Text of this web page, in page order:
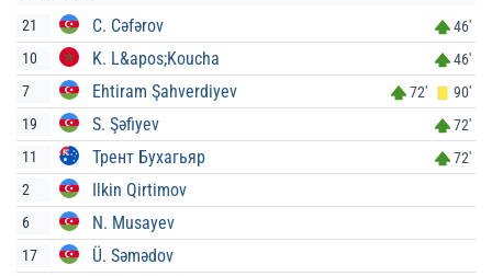
21 C. Cəfərov
46'
10
K. L&apos;Koucha
46'
7
Ehtiram Şahverdiyev 72'
90'
19
S. Şəfiyev
72'
11
Трент Бухагьяр
72'
2
Ilkin Qirtimov
6 N. Musayev
17 Ü. Səmədov